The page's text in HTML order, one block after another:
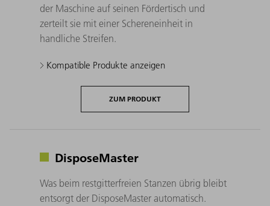
der Maschine auf seinen Fördertisch und
zerteilt sie mit einer Schereneinheit in
handliche Streifen.
Kompatible Produkte anzeigen
ZUM PRODUKT
DisposeMaster
Was beim restgitterfreien Stanzen übrig bleibt
entsorgt der DisposeMaster automatisch.